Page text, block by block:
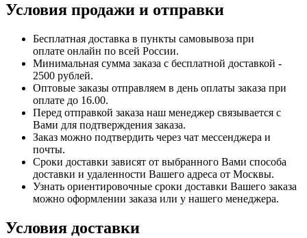
Условия продажи и отправки
Бесплатная доставка в пункты самовывоза при
оплате онлайн по всей России.
Минимальная сумма заказа с бесплатной доставкой -
2500 рублей.
Оптовые заказы отправляем в день оплаты заказа при
оплате до 16.00.
Перед отправкой заказа наш менеджер связывается с
Вами для подтверждения заказа.
Заказ можно подтвердить через чат мессенджера и
почты.
Сроки доставки зависят от выбранного Вами способа
доставки и удаленности Вашего адреса от Москвы.
Узнать ориентировочные сроки доставки Вашего заказа
можно оформлении заказа или у нашего менеджера.
Условия доставки